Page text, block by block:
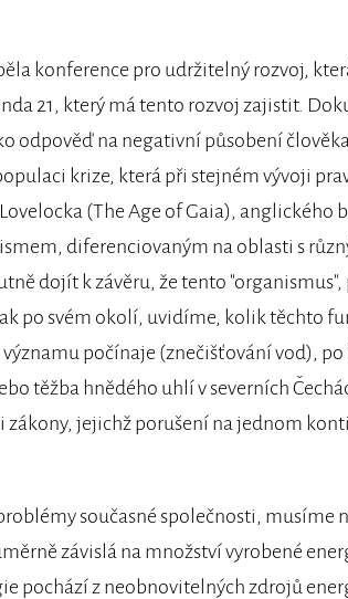
konference pro udržitelný rozvoj,
21, který má tento rozvoj zajistit.
odpověď na negativní působení
krize, která při stejném vývoji
(The Age of Gaia), anglického
diferenciovaným na oblasti s
dojít k závěru, že tento
po svém okolí, uvidíme, kolik těchto
počínaje (znečišťování vod),
těžba hnědého uhlí v severních
jejichž porušení na jednom
současné společnosti, musíme
závislá na množství vyrobené
pochází z neobnovitelných zdrojů